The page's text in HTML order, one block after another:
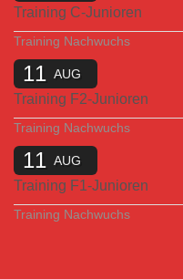
Training C-Junioren
Training Nachwuchs
11 AUG
Training F2-Junioren
Training Nachwuchs
11 AUG
Training F1-Junioren
Training Nachwuchs